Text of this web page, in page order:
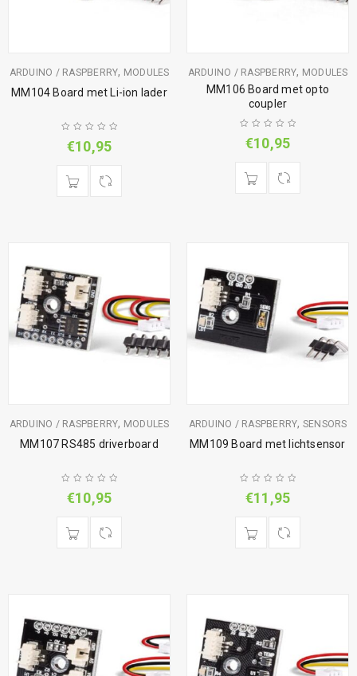
ARDUINO / RASPBERRY, MODULES
MM104 Board met Li-ion lader
€10,95
ARDUINO / RASPBERRY, MODULES
MM106 Board met opto
coupler
€10,95
ARDUINO / RASPBERRY, MODULES
MM107 RS485 driverboard
€10,95
ARDUINO / RASPBERRY, SENSORS
MM109 Board met lichtsensor
€11,95